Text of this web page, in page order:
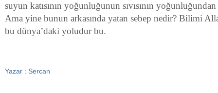
suyun katısının yoğunluğunun sıvısının
Ama yine bunun arkasında yatan sebep nedir? Bilimi
bu dünya’daki yoludur bu.
Yazar : Sercan